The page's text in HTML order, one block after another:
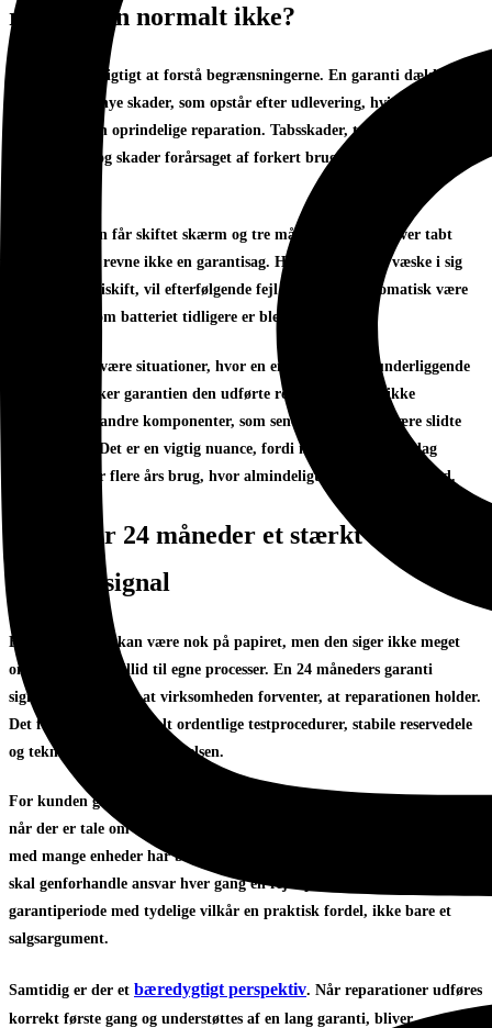
reparation normalt ikke?
Det er lige så vigtigt at forstå begrænsningerne. En garanti dækker
normalt ikke nye skader, som opstår efter udlevering, hvis de ikke har
relation til den oprindelige reparation. Tabsskader, trykskader,
væskeskader og skader forårsaget af forkert brug falder typisk
Hvis en telefon får skiftet skærm og tre måneder senere bliver tabt
igen, er en ny revne ikke en garantisag. Hvis enheden får væske i sig
efter et batteriskift, vil efterfølgende fejl heller ikke automatisk være
dækket, selv om batteriet tidligere er blevet udskiftet.
Der kan også være situationer, hvor en enhed har flere underliggende
fejl. Her dækker garantien den udførte reparation, men ikke
nødvendigvis andre komponenter, som senere viser sig at være slidte
eller defekte. Det er en vigtig nuance, fordi mange enheder i dag
repareres efter flere års brug, hvor almindeligt slid også spiller ind.
Derfor er 24 måneder et stærkt
kvalitetssignal
En kort garanti kan være nok på papiret, men den siger ikke meget
om værkstedets tillid til egne processer. En 24 måneders garanti
signalerer derimod, at virksomheden forventer, at reparationen holder.
Det forudsætter normalt ordentlige testprocedurer, stabile reservedele
og teknisk disciplin i udførelsen.
For kunden giver det ro. Især når enheden er vigtig i dagligdagen, eller
når der er tale om udstyr, der bruges professionelt. En virksomhed
med mange enheder har brug for et reparationssetup, hvor man ikke
skal genforhandle ansvar hver gang en fejl opstår. Her er en længere
garantiperiode med tydelige vilkår en praktisk fordel, ikke bare et
salgsargument.
Samtidig er der et bæredygtigt perspektiv. Når reparationer udføres
korrekt første gang og understøttes af en lang garanti, bliver